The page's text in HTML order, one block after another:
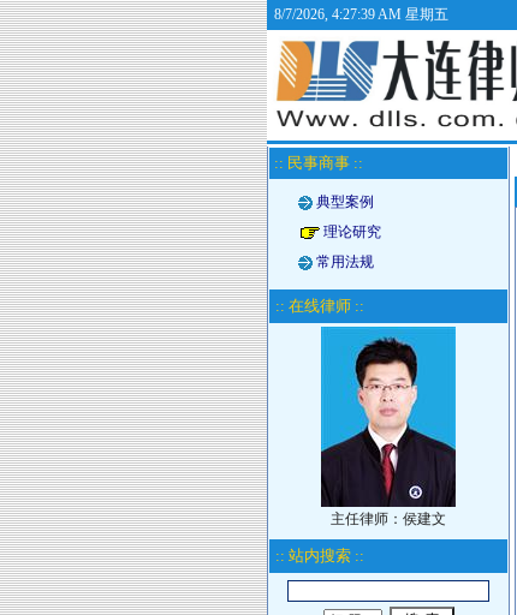
8/7/2026, 4:27:39 AM 星期五
:: 民事商事 ::
典型案例
理论研究
常用法规
:: 在线律师 ::
主任律师：侯建文
:: 站内搜索 ::